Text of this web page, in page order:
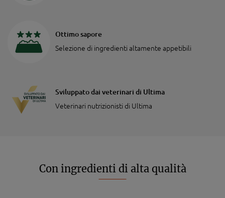
Ottimo sapore
Selezione di ingredienti altamente appetibili
Sviluppato dai veterinari di Ultima
Veterinari nutrizionisti di Ultima
Con ingredienti di alta qualità